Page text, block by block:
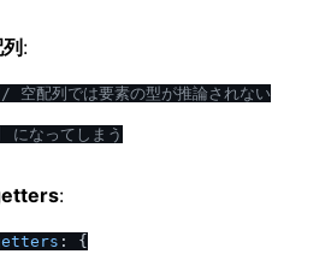
:
/ 空配列では要素の型が推論されない
なってしまう
:
: {